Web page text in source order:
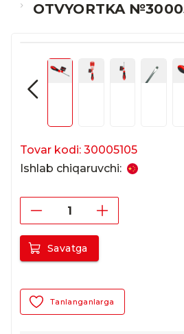
OTVYORTKA
Tovar kodi: 30005105
Ishlab chiqaruvchi:
Savatga
Tanlanganlarga